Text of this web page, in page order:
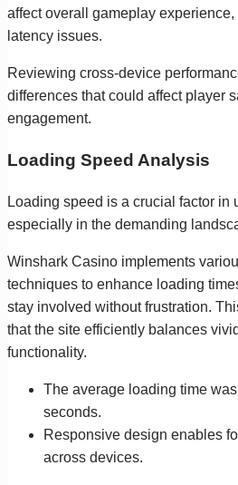
affect overall gameplay experience,
latency issues.
Reviewing cross-device
differences that could affect player
engagement.
Loading Speed Analysis
Loading speed is a crucial factor in
especially in the demanding
Winshark Casino implements
techniques to enhance loading
stay involved without frustration.
that the site efficiently balances
functionality.
The average loading time
seconds.
Responsive design enables
across devices.